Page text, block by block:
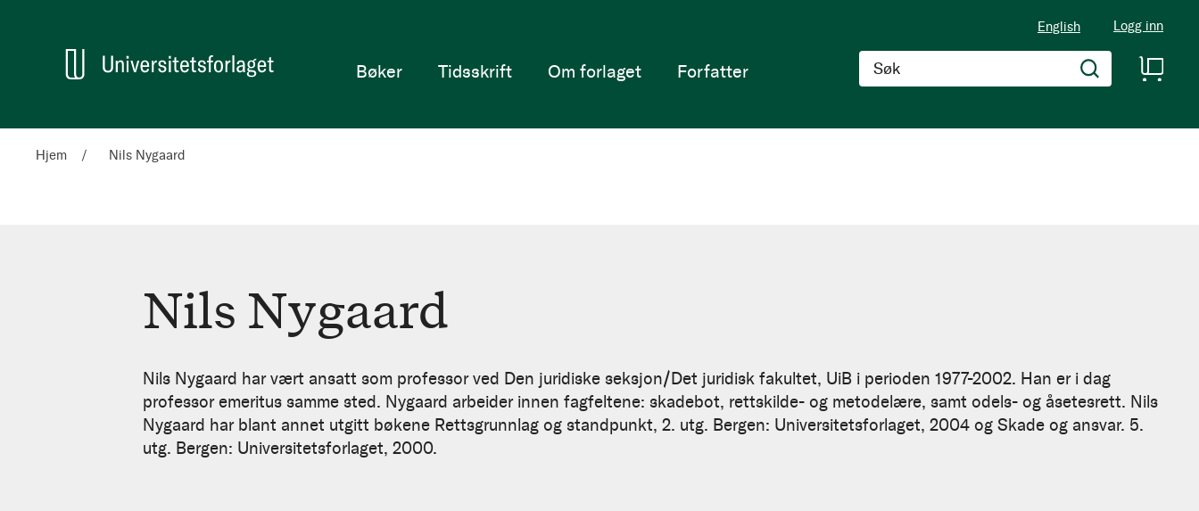
English Logg inn
Søk
Hjem
Bøker Tidsskrift Om forlaget Forfatter
Hjem Nils Nygaard
Nygaard
Nils Nygaard
Nils Nygaard har vært ansatt som professor ved Den juridiske seksjon/Det juridisk fakultet, UiB i perioden 1977-2002. Han er i dag
professor emeritus samme sted. Nygaard arbeider innen fagfeltene: skadebot, rettskilde- og metodelære, samt odels- og åsetesrett. Nils
Nygaard har blant annet utgitt bøkene Rettsgrunnlag og standpunkt, 2. utg. Bergen: Universitetsforlaget, 2004 og Skade og ansvar. 5.
utg. Bergen: Universitetsforlaget, 2000.